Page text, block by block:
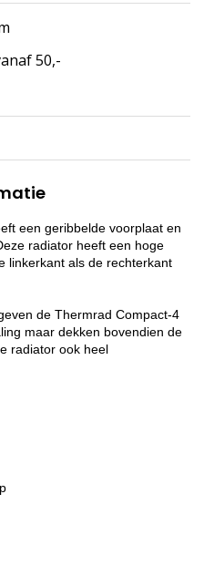
50,-
een geribbelde voorplaat en
radiator heeft een hoge
linkerkant als de rechterkant
de Thermrad Compact-4
maar dekken bovendien de
radiator ook heel